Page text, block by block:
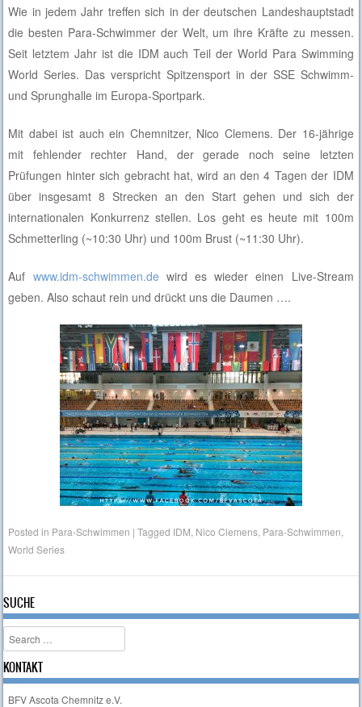
Wie in jedem Jahr treffen sich in der deutschen Landeshauptstadt
die besten Para-Schwimmer der Welt, um ihre Kräfte zu messen.
Seit letztem Jahr ist die IDM auch Teil der World Para Swimming
World Series. Das verspricht Spitzensport in der SSE Schwimm-
und Sprunghalle im Europa-Sportpark.
Mit dabei ist auch ein Chemnitzer, Nico Clemens. Der 16-jährige
mit fehlender rechter Hand, der gerade noch seine letzten
Prüfungen hinter sich gebracht hat, wird an den 4 Tagen der IDM
über insgesamt 8 Strecken an den Start gehen und sich der
internationalen Konkurrenz stellen. Los geht es heute mit 100m
Schmetterling (~10:30 Uhr) und 100m Brust (~11:30 Uhr).
Auf www.idm-schwimmen.de wird es wieder einen Live-Stream
geben. Also schaut rein und drückt uns die Daumen ….
Posted in Para-Schwimmen |Tagged IDM, Nico Clemens, Para-Schwimmen,
World Series
SUCHE
Search
KONTAKT
BFV Ascota Chemnitz e.V.